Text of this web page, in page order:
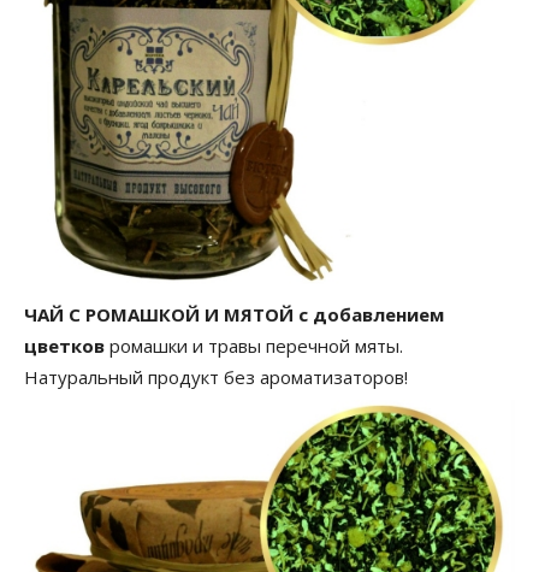
ЧАЙ С РОМАШКОЙ И МЯТОЙ с добавлением
цветков ромашки и травы перечной мяты.
Натуральный продукт без ароматизаторов!